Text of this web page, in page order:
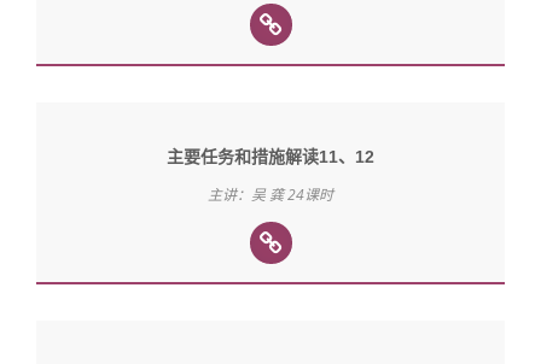
主要任务和措施解读11、12
主讲：吴 龚 24课时